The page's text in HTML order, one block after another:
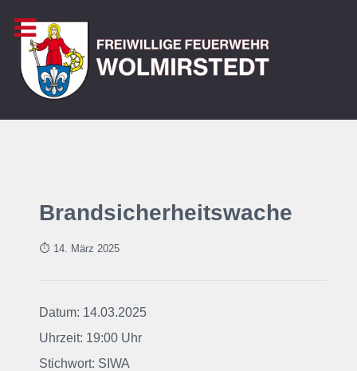
Brandsicherheitswache
⏱ 14. März 2025
Datum: 14.03.2025
Uhrzeit: 19:00 Uhr
Stichwort: SIWA